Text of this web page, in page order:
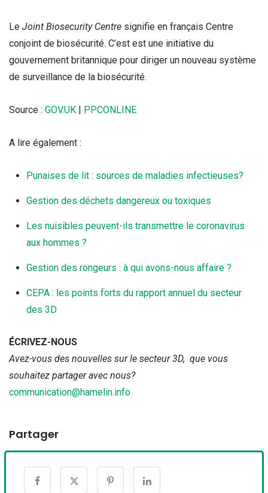
Le Joint Biosecurity Centre signifie en français Centre
conjoint de biosécurité. C’est est une initiative du
gouvernement britannique pour diriger un nouveau système
de surveillance de la biosécurité.
Source : GOV.UK | PPCONLINE
A lire également :
Punaises de lit : sources de maladies infectieuses?
Gestion des déchets dangereux ou toxiques
Les nuisibles peuvent-ils transmettre le coronavirus
aux hommes ?
Gestion des rongeurs : à qui avons-nous affaire ?
CEPA : les points forts du rapport annuel du secteur
des 3D
ÉCRIVEZ-NOUS
Avez-vous des nouvelles sur le secteur 3D, que vous
souhaitez partager avec nous?
communication@hamelin.info
Partager